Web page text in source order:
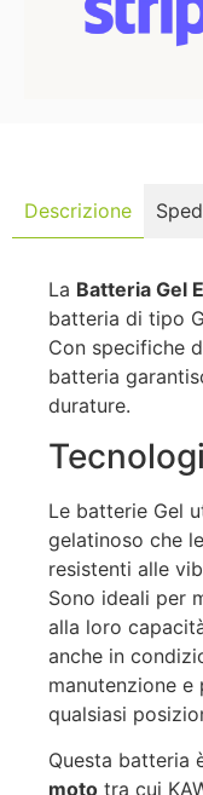
Descrizione
La Batteria Gel
batteria di tipo
Con specifiche
batteria
durature.
Le batterie Gel
gelatinoso che
resistenti alle
Sono ideali per
alla loro
anche in
manutenzione e
qualsiasi
Questa batteria
moto tra cui